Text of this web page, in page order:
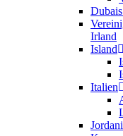
Irland
Island
Italien